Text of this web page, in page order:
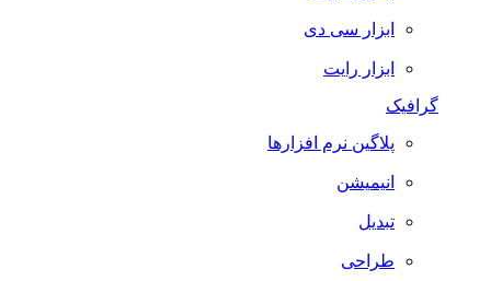
ابزار سی دی
ابزار رایت
گرافیک
پلاگین نرم افزارها
انیمیشن
تبدیل
طراحی